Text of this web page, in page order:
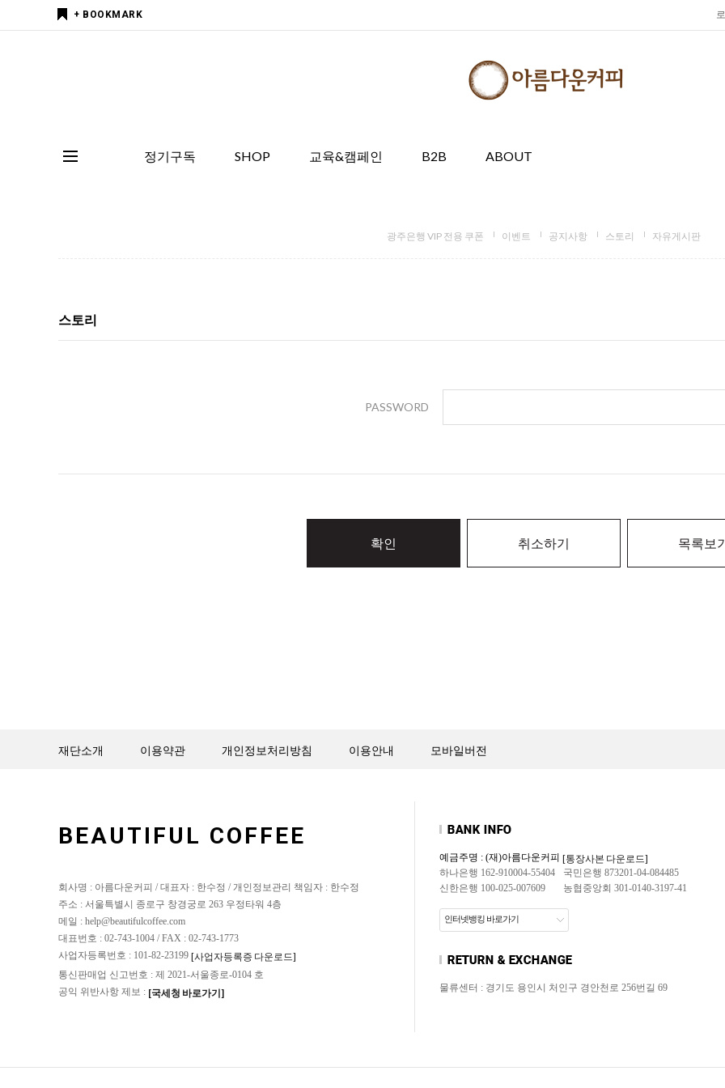
+ BOOKMARK
정기구독 SHOP 교육&캠페인 B2B ABOUT
광주은행 VIP 전용 쿠폰 이벤트 공지사항 스토리 자유게시판
스토리
PASSWORD
확인 취소하기 목록보
재단소개 이용약관 개인정보처리방침 이용안내 모바일버전
BEAUTIFUL COFFEE
회사명 : 아름다운커피 / 대표자 : 한수정 / 개인정보관리 책임자 : 한수정
주소 : 서울특별시 종로구 창경궁로 263 우정타워 4층
메일 : help@beautifulcoffee.com
대표번호 : 02-743-1004 / FAX : 02-743-1773
사업자등록번호 : 101-82-23199 [사업자등록증 다운로드]
통신판매업 신고번호 : 제 2021-서울종로-0104 호
공익 위반사항 제보 : [국세청 바로가기]
예금주명 : (재)아름다운커피 [통장사본 다운로드]
하나은행 162-910004-55404
국민은행 873201-04-084485
신한은행 100-025-007609
농협중앙회 301-0140-3197-41
인터넷뱅킹 바로가기
물류센터 : 경기도 용인시 처인구 경안천로 256번길 69